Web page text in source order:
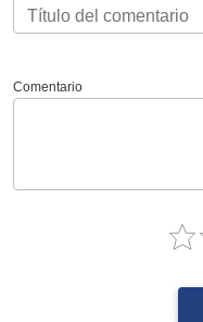
Comentario